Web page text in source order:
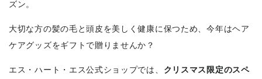
ズン。
大切な方の髪の毛と頭皮を美しく健康に保つため、今年はヘア
ケアグッズをギフトで贈りませんか？
エス・ハート・エス公式ショップでは、 クリスマス限定のスペ